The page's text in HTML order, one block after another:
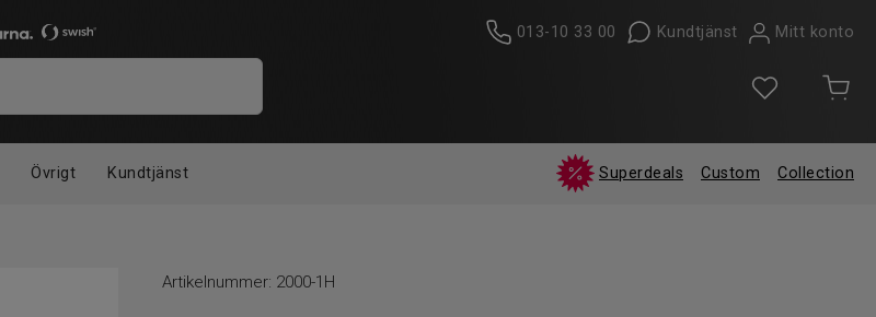
013-10 33 00 Kundtjänst Mitt konto
Övrigt Kundtjänst Superdeals Custom Collection
Artikelnummer: 2000-1H